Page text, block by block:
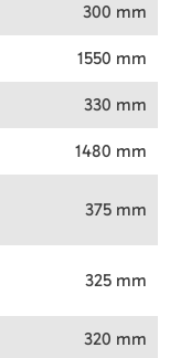
300 mm
1550 mm
330 mm
1480 mm
375 mm
325 mm
320 mm